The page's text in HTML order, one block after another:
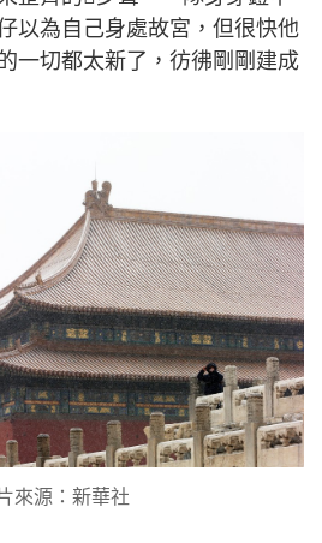
以為自己身處故宮，但很快他
一切都太新了，彷彿剛剛建成
來源：新華社